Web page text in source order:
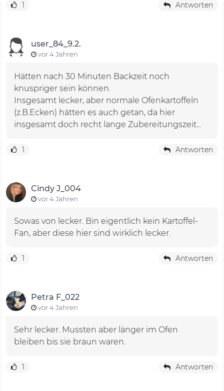
1 Antworten
user_84_9.2.
vor 4 Jahren
Hätten nach 30 Minuten Backzeit noch
knuspriger sein können.
Insgesamt lecker, aber normale Ofenkartoffeln
(z.B.Ecken) hätten es auch getan, da hier
insgesamt doch recht lange Zubereitungszeit...
1 Antworten
Cindy J_004
vor 4 Jahren
Sowas von lecker. Bin eigentlich kein Kartoffel-
Fan, aber diese hier sind wirklich lecker.
1 Antworten
Petra F_022
vor 4 Jahren
Sehr lecker. Mussten aber länger im Ofen
bleiben bis sie braun waren.
1 Antworten